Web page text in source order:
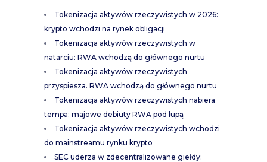
Tokenizacja aktywów rzeczywistych w 2026:
krypto wchodzi na rynek obligacji
Tokenizacja aktywów rzeczywistych w
natarciu: RWA wchodzą do głównego nurtu
Tokenizacja aktywów rzeczywistych
przyspiesza. RWA wchodzą do głównego nurtu
Tokenizacja aktywów rzeczywistych nabiera
tempa: majowe debiuty RWA pod lupą
Tokenizacja aktywów rzeczywistych wchodzi
do mainstreamu rynku krypto
SEC uderza w zdecentralizowane giełdy: